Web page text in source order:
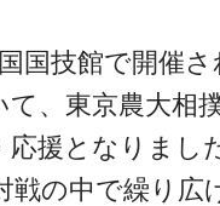
国技館で開催
て、東京農大
応援となりまし
戦の中で繰り広